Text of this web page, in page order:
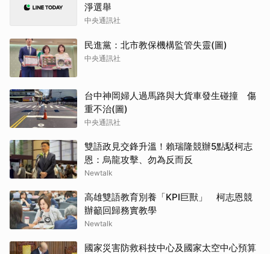
淨選舉
中央通訊社
民進黨：北市教保機構監管失靈(圖)
中央通訊社
台中神岡婦人過馬路與大貨車發生碰撞 傷
重不治(圖)
中央通訊社
雙語政見交鋒升溫！賴瑞隆競辦5點駁柯志
恩：烏龍攻擊、勿為反而反
Newtalk
高雄雙語教育別養「KPI巨獸」 柯志恩競
辦籲回歸務實教學
Newtalk
國家災害防救科技中心及國家太空中心預算